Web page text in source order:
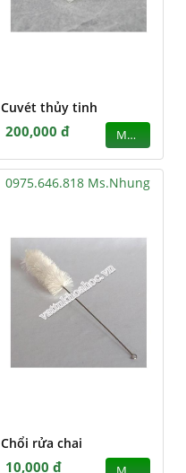
Cuvét thủy tinh
200,000 đ MUA
0975.646.818 Ms.Nhung
Chổi rửa chai
10,000 đ